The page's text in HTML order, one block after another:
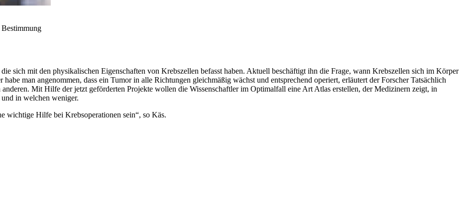
sich mit den physikalischen Eigenschaften von Krebszellen befasst haben. Aktuell beschäftigt ihn die Frage, wann Krebszellen sich im Körper
man angenommen, dass ein Tumor in alle Richtungen gleichmäßig wächst und entsprechend operiert, erläutert der Forscher Tatsächlich
Mit Hilfe der jetzt geförderten Projekte wollen die Wissenschaftler im Optimalfall eine Art Atlas erstellen, der Medizinern zeigt, in
in welchen weniger.
wichtige Hilfe bei Krebsoperationen sein“, so Käs.